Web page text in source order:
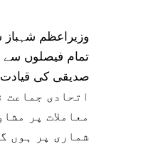
وزیراعظم
تمام فیصلوں سے
اتحادی جماعت
معاملات پر
شماری پر ہوں